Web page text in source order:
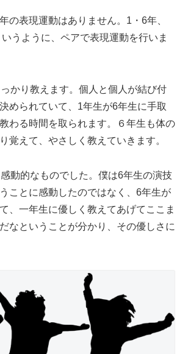
の表現運動はありません。1・6年、
うように、ペアで表現運動を行いま
かり教えます。個人と個人が結び付
められていて、1年生が6年生に手取
わる時間を取られます。６年生も体の
覚えて、やさしく教えていきます。
動的なものでした。僕は6年生の演技
ことに感動したのではなく、6年生が
、一年生に優しく教えてあげてここま
なということが分かり、その優しさに